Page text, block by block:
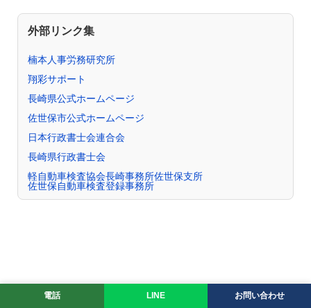
外部リンク集
楠本人事労務研究所
翔彩サポート
長崎県公式ホームページ
佐世保市公式ホームページ
日本行政書士会連合会
長崎県行政書士会
軽自動車検査協会長崎事務所佐世保支所
佐世保自動車検査登録事務所
電話 LINE お問い合わせ